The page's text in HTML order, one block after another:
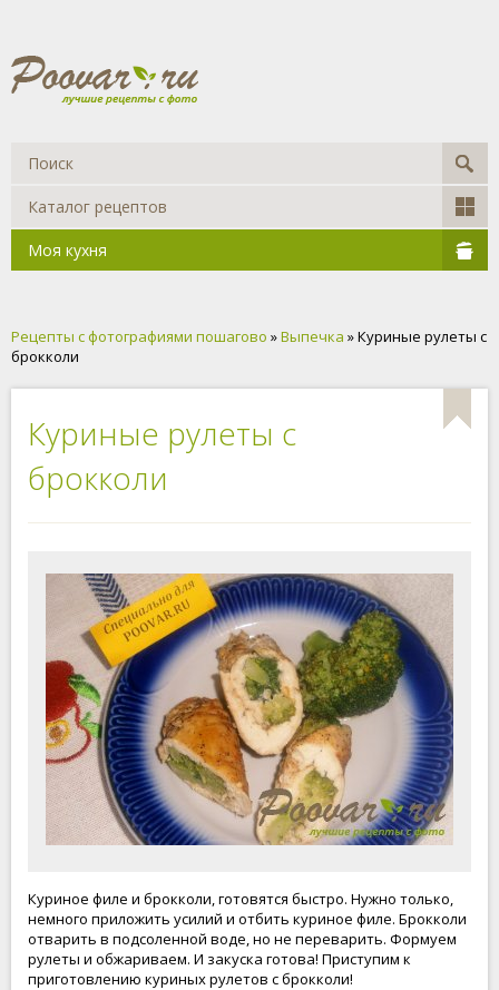
Каталог рецептов
Моя кухня
Рецепты с фотографиями пошагово »Выпечка » Куриные рулеты с
брокколи
Куриные рулеты с
брокколи
Куриное филе и брокколи, готовятся быстро. Нужно только,
немного приложить усилий и отбить куриное филе. Брокколи
отварить в подсоленной воде, но не переварить. Формуем
рулеты и обжариваем. И закуска готова! Приступим к
приготовлению куриных рулетов с брокколи!